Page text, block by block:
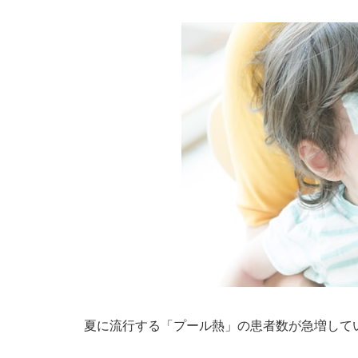
夏に流行する「プール熱」の患者数が急増して